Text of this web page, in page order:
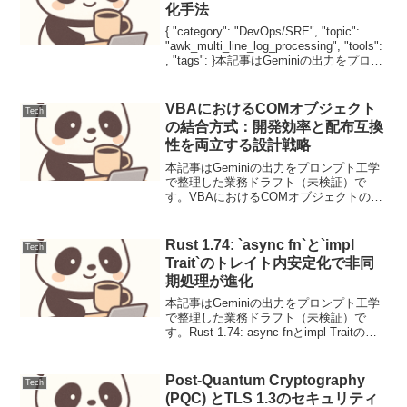
化手法
{ "category": "DevOps/SRE", "topic":
"awk_multi_line_log_processing", "tools":
, "tags": }本記事はGeminiの出力をプロン
Tech
VBAにおけるCOMオブジェクト
の結合方式：開発効率と配布互換
性を両立する設計戦略
本記事はGeminiの出力をプロンプト工学
で整理した業務ドラフト（未検証）で
す。VBAにおけるCOMオブジェクトの結
ーによる配布失敗や、大量データ処理時
の速度低下を解決...
Tech
Rust 1.74: `async fn`と`impl
Trait`のトレイト内安定化で非同
期処理が進化
本記事はGeminiの出力をプロンプト工学
で整理した業務ドラフト（未検証）で
す。Rust 1.74: async fnとimpl Traitのト
たRust 1....
Tech
Post-Quantum Cryptography
(PQC) とTLS 1.3のセキュリティ